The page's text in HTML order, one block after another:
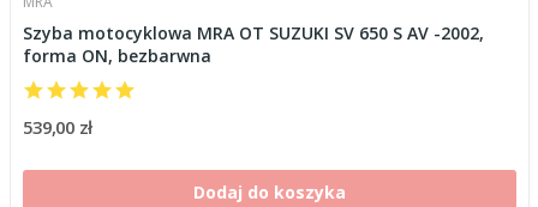
Szyba motocyklowa MRA OT SUZUKI SV 650 S AV -2002,
forma ON, bezbarwna
539,00 zł
Dodaj do koszyka